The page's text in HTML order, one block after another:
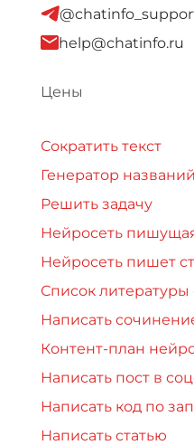
help@chatinfo.ru
Цены
Сократить текст
Генератор названий
Решить задачу
Нейросеть
Нейросеть пишет
Список литературы
Написать
Контент-план
Написать пост в
Написать код по
Написать статью